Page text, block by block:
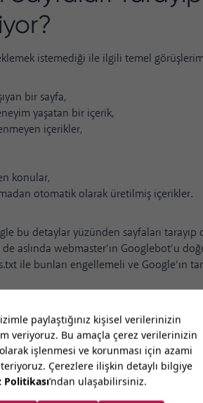
istemediği ile ilgili temel
bir sayfa,
yaşatan bir içerik,
içerikler,
konular,
otomatik olarak üretilmiş içerikler.
bu detaylar yüzünden sayfaları
aslında webmaster’ın Googlebot’u
ile bunları engellemeli ve Google’ın
azaltmak için öncelikle bulk bir inceleme
bu kapsamda değerlendirilmiş.
Belki detarama bütçesinitam
rapor olarak duruyor olabilir: